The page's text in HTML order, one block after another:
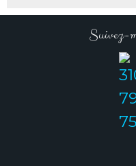
Suivez-